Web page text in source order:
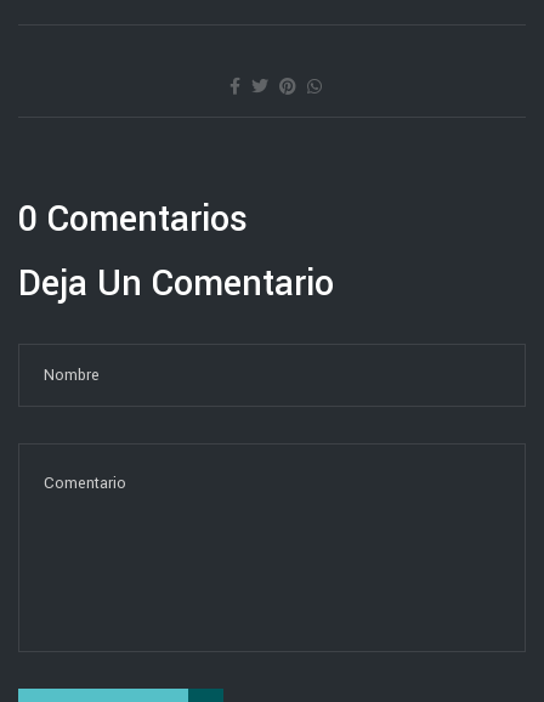
0 Comentarios
Deja Un Comentario